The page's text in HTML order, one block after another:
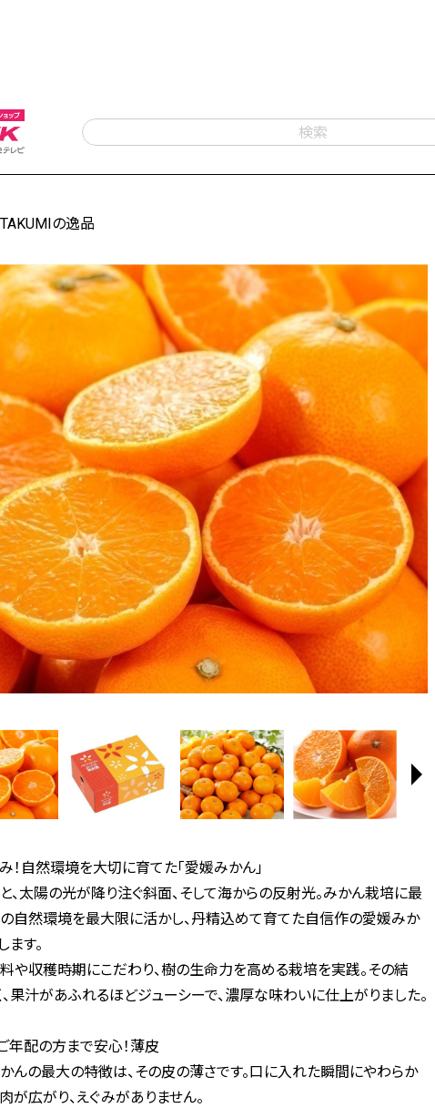
TAKUMIの逸品
！自然環境を大切に育てた「愛媛みかん」
、太陽の光が降り注ぐ斜面、そして海からの反射光。みかん栽培に最
自然環境を最大限に活かし、丹精込めて育てた自信作の愛媛みか
す。
や収穫時期にこだわり、樹の生命力を高める栽培を実践。その結
、果汁があふれるほどジューシーで、濃厚な味わいに仕上がりました。
年配の方まで安心！薄皮
んの最大の特徴は、その皮の薄さです。口に入れた瞬間にやわらか
が広がり、えぐみがありません。